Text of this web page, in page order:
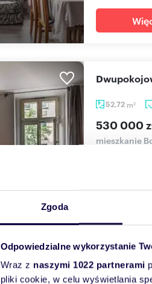
Zgoda
Odpowiedzialne wykorzystanie
Wraz z naszymi 1022 partnerami
pliki cookie, w celu wyświetlania
52,72 m2
530 000
mieszkanie
NA